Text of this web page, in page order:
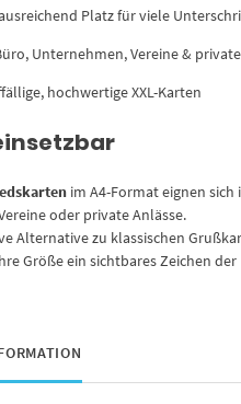
Platz für viele
Unternehmen, Vereine &
hochwertige XXL-Karten
im A4-Format eignen sich
oder private Anlässe.
Alternative zu klassischen
Größe ein sichtbares Zeichen der